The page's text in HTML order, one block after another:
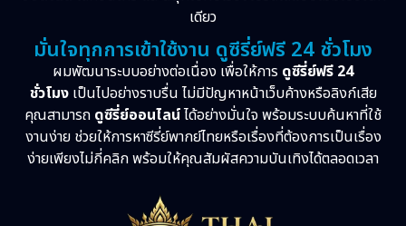
เดียว
มั่นใจทุกการเข้าใช้งาน ดูซีรี่ย์ฟรี 24 ชั่วโมง
ผมพัฒนาระบบอย่างต่อเนื่อง เพื่อให้การ ดูซีรี่ย์ฟรี 24
ชั่วโมงเป็นไปอย่างราบรื่น ไม่มีปัญหาหน้าเว็บค้างหรือลิงก์เสีย
คุณสามารถ ดูซีรี่ย์ออนไลน์ได้อย่างมั่นใจ พร้อมระบบค้นหาที่ใช้
งานง่าย ช่วยให้การหาซีรี่ย์พากย์ไทยหรือเรื่องที่ต้องการเป็นเรื่อง
ง่ายเพียงไม่กี่คลิก พร้อมให้คุณสัมผัสความบันเทิงได้ตลอดเวลา